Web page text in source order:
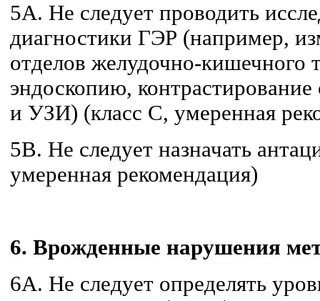
5A. Не следует проводить
диагностики ГЭР (например,
отделов желудочно-кишечного
эндоскопию,
и УЗИ) (класс C, умеренная
5В. Не следует назначать
умеренная рекомендация)
6. Врожденные нарушения
6А. Не следует определять